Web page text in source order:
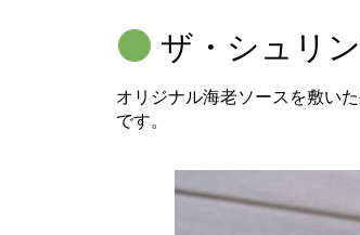
ザ・シュリ
オリジナル海老ソースを敷い
です。